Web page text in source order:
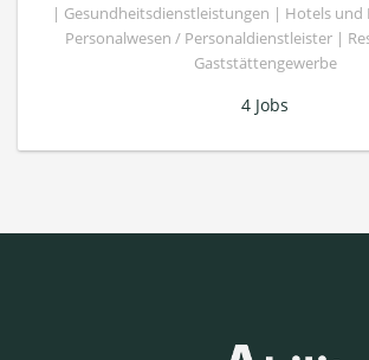
| Gesundheitsdienstleistungen | Hotels und
Personalwesen / Personaldienstleister |
Gaststättengewerbe
4 Jobs